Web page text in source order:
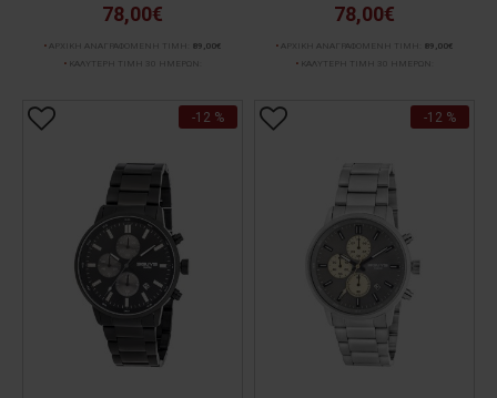
78,00€
ΑΡΧΙΚΗ ΑΝΑΓΡΑΦΟΜΕΝΗ ΤΙΜΗ:
89,00€
ΚΑΛΥΤΕΡΗ ΤΙΜΗ 30 ΗΜΕΡΩΝ:
78,00€
ΑΡΧΙΚΗ ΑΝΑΓΡΑΦΟΜΕΝΗ ΤΙΜΗ:
89,00€
ΚΑΛΥΤΕΡΗ ΤΙΜΗ 30 ΗΜΕΡΩΝ:
-12 % -12 %